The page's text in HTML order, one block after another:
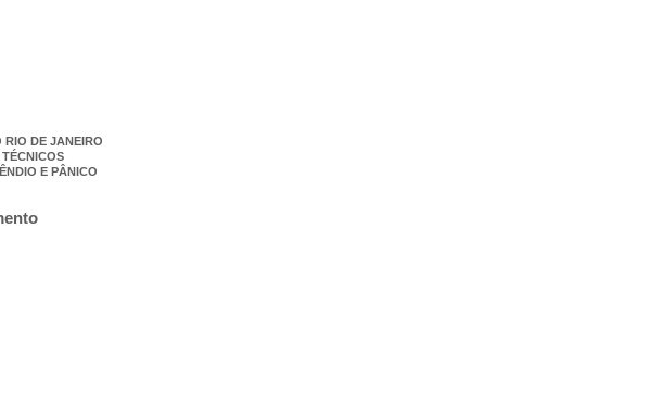
RIO DE JANEIRO
E PÂNICO